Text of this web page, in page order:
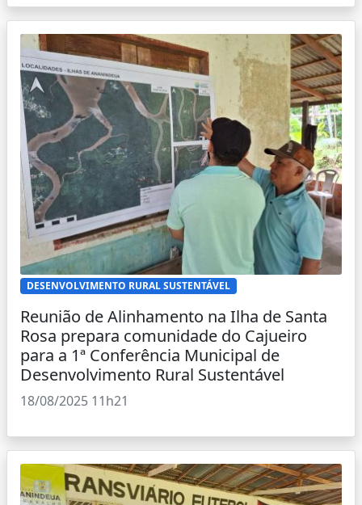
DESENVOLVIMENTO RURAL SUSTENTÁVEL
Reunião de Alinhamento na Ilha de Santa
Rosa prepara comunidade do Cajueiro
para a 1ª Conferência Municipal de
Desenvolvimento Rural Sustentável
18/08/2025 11h21